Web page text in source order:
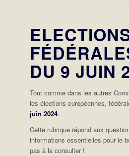
DU 9 JUIN
Tout comme dans les autres
les élections européennes,
juin 2024.
Cette rubrique répond aux
informations essentielles pour le
pas à la consulter !